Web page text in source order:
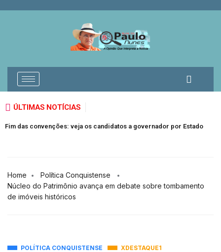
ÚLTIMAS NOTÍCIAS
Fim das convenções: veja os candidatos a governador por Estado
Home
Política Conquistense
Núcleo do Patrimônio avança em debate sobre tombamento
de imóveis históricos
POLÍTICA CONQUISTENSE XDESTAQUE1